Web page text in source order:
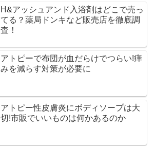
H&アッシュアンド入浴剤はどこで売っ
てる？薬局ドンキなど販売店を徹底調
査！
アトピーで布団が血だらけでつらい!痒
みを減らす対策が必要に
アトピー性皮膚炎にボディソープは大
切!市販でいいものは何かあるのか